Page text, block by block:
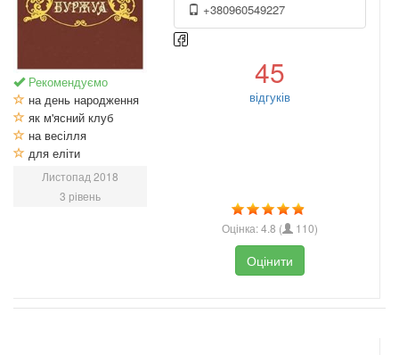
Рекомендуємо
на день народження
як м'ясний клуб
на весілля
для еліти
Листопад 2018
3 рівень
+380960549227
45
відгуків
Оцінка:4.8 ( 110)
Оцінити